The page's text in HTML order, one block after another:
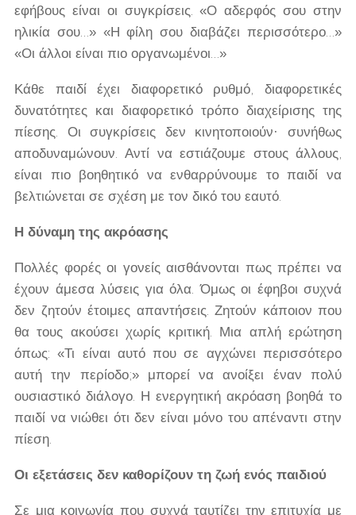
εφήβους είναι οι συγκρίσεις. «Ο αδερφός σου στην
ηλικία σου…» «Η φίλη σου διαβάζει περισσότερο…»
«Οι άλλοι είναι πιο οργανωμένοι…»
Κάθε παιδί έχει διαφορετικό ρυθμό, διαφορετικές
δυνατότητες και διαφορετικό τρόπο διαχείρισης της
πίεσης. Οι συγκρίσεις δεν κινητοποιούν· συνήθως
αποδυναμώνουν. Αντί να εστιάζουμε στους άλλους,
είναι πιο βοηθητικό να ενθαρρύνουμε το παιδί να
βελτιώνεται σε σχέση με τον δικό του εαυτό.
Η δύναμη της ακρόασης
Πολλές φορές οι γονείς αισθάνονται πως πρέπει να
έχουν άμεσα λύσεις για όλα. Όμως οι έφηβοι συχνά
δεν ζητούν έτοιμες απαντήσεις. Ζητούν κάποιον που
θα τους ακούσει χωρίς κριτική. Μια απλή ερώτηση
όπως: «Τι είναι αυτό που σε αγχώνει περισσότερο
αυτή την περίοδο;» μπορεί να ανοίξει έναν πολύ
ουσιαστικό διάλογο. Η ενεργητική ακρόαση βοηθά το
παιδί να νιώθει ότι δεν είναι μόνο του απέναντι στην
πίεση.
Οι εξετάσεις δεν καθορίζουν τη ζωή ενός παιδιού
Σε μια κοινωνία που συχνά ταυτίζει την επιτυχία με